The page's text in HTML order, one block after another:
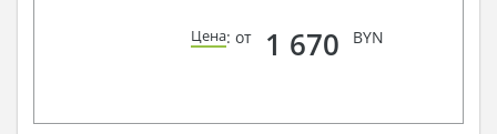
Цена: от 1 670 BYN